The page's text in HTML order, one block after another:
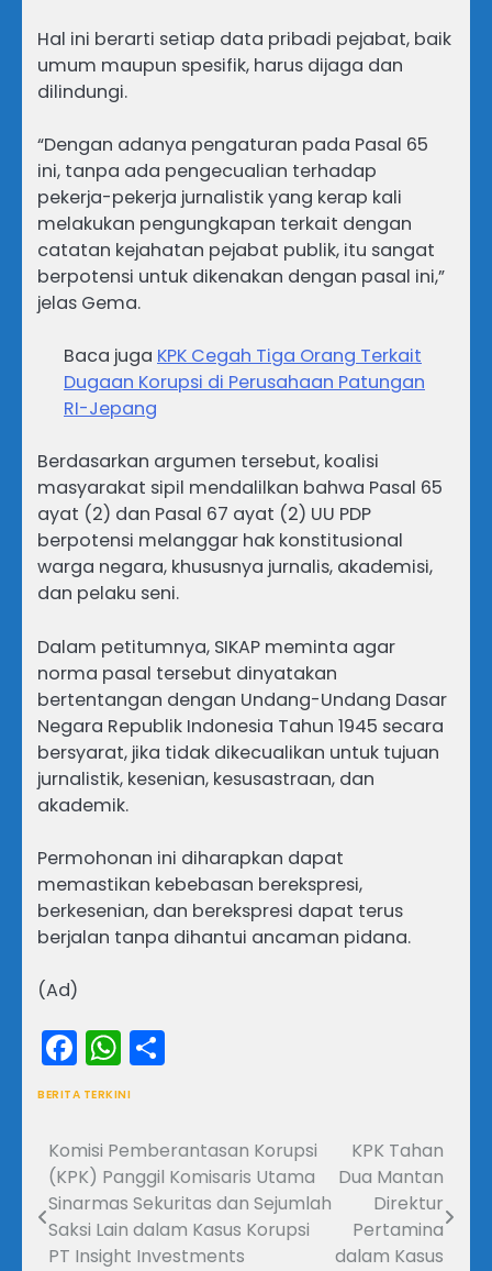
Hal ini berarti setiap data pribadi pejabat, baik
umum maupun spesifik, harus dijaga dan
dilindungi.
“Dengan adanya pengaturan pada Pasal 65
ini, tanpa ada pengecualian terhadap
pekerja-pekerja jurnalistik yang kerap kali
melakukan pengungkapan terkait dengan
catatan kejahatan pejabat publik, itu sangat
berpotensi untuk dikenakan dengan pasal ini,”
jelas Gema.
Baca juga KPK Cegah Tiga Orang Terkait
Dugaan Korupsi di Perusahaan Patungan
RI-Jepang
Berdasarkan argumen tersebut, koalisi
masyarakat sipil mendalilkan bahwa Pasal 65
ayat (2) dan Pasal 67 ayat (2) UU PDP
berpotensi melanggar hak konstitusional
warga negara, khususnya jurnalis, akademisi,
dan pelaku seni.
Dalam petitumnya, SIKAP meminta agar
norma pasal tersebut dinyatakan
bertentangan dengan Undang-Undang Dasar
Negara Republik Indonesia Tahun 1945 secara
bersyarat, jika tidak dikecualikan untuk tujuan
jurnalistik, kesenian, kesusastraan, dan
akademik.
Permohonan ini diharapkan dapat
memastikan kebebasan berekspresi,
berkesenian, dan berekspresi dapat terus
berjalan tanpa dihantui ancaman pidana.
(Ad)
Facebook
WhatsApp
BERITA TERKINI
Navigasi
pos
Komisi Pemberantasan Korupsi
(KPK) Panggil Komisaris Utama
Sinarmas Sekuritas dan Sejumlah
Saksi Lain dalam Kasus Korupsi
PT Insight Investments
KPK Tahan
Dua Mantan
Direktur
Pertamina
dalam Kasus